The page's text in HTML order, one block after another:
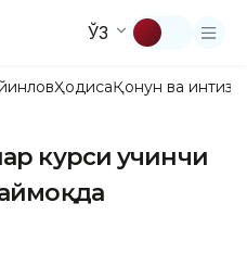
ЎЗ
ҲодисаҚонун ва
курси учинчи